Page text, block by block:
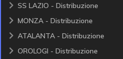
SS LAZIO - Distribuzione
MONZA - Distribuzione
ATALANTA - Distribuzione
OROLOGI - Distribuzione